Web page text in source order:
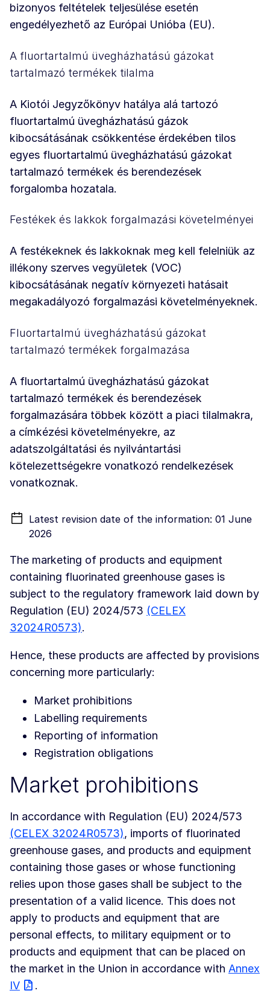
bizonyos feltételek teljesülése esetén
engedélyezhető az Európai Unióba (EU).
A fluortartalmú üvegházhatású gázokat
tartalmazó termékek tilalma
A Kiotói Jegyzőkönyv hatálya alá tartozó
fluortartalmú üvegházhatású gázok
kibocsátásának csökkentése érdekében tilos
egyes fluortartalmú üvegházhatású gázokat
tartalmazó termékek és berendezések
forgalomba hozatala.
Festékek és lakkok forgalmazási követelményei
A festékeknek és lakkoknak meg kell felelniük az
illékony szerves vegyületek (VOC)
kibocsátásának negatív környezeti hatásait
megakadályozó forgalmazási követelményeknek.
Fluortartalmú üvegházhatású gázokat
tartalmazó termékek forgalmazása
A fluortartalmú üvegházhatású gázokat
tartalmazó termékek és berendezések
forgalmazására többek között a piaci tilalmakra,
a címkézési követelményekre, az
adatszolgáltatási és nyilvántartási
kötelezettségekre vonatkozó rendelkezések
vonatkoznak.
Latest revision date of the information: 01 June
2026
The marketing of products and equipment
containing fluorinated greenhouse gases is
subject to the regulatory framework laid down by
Regulation (EU) 2024/573 (CELEX
32024R0573).
Hence, these products are affected by provisions
concerning more particularly:
Market prohibitions
Labelling requirements
Reporting of information
Registration obligations
Market prohibitions
In accordance with Regulation (EU) 2024/573
(CELEX 32024R0573), imports of fluorinated
greenhouse gases, and products and equipment
containing those gases or whose functioning
relies upon those gases shall be subject to the
presentation of a valid licence. This does not
apply to products and equipment that are
personal effects, to military equipment or to
products and equipment that can be placed on
the market in the Union in accordance with Annex
IV
.